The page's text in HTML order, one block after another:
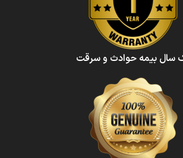
سال بیمه حوادث و سرقت